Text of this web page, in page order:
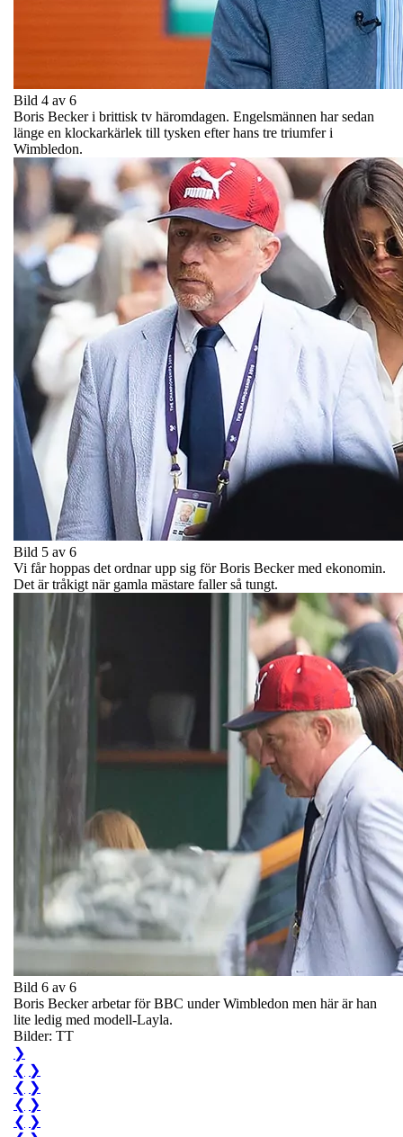
Bild 4 av 6
Boris Becker i brittisk tv häromdagen. Engelsmännen har sedan
länge en klockarkärlek till tysken efter hans tre triumfer i
Wimbledon.
Bild 5 av 6
Vi får hoppas det ordnar upp sig för Boris Becker med ekonomin.
Det är tråkigt när gamla mästare faller så tungt.
Bild 6 av 6
Boris Becker arbetar för BBC under Wimbledon men här är han
lite ledig med modell-Layla.
Bilder: TT
❯
❮ ❯
❮ ❯
❮ ❯
❮ ❯